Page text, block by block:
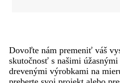
Dovoľte nám premeniť váš
skutočnosť s našimi
drevenými výrobkami na